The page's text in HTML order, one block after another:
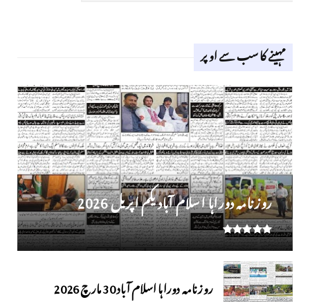
مہینے کا سب سے اوپر
روز نامہ دوراہا اسلام آباد یکم اپریل 2026
روزنامہ دوراہا اسلام آباد 30 مارچ 2026